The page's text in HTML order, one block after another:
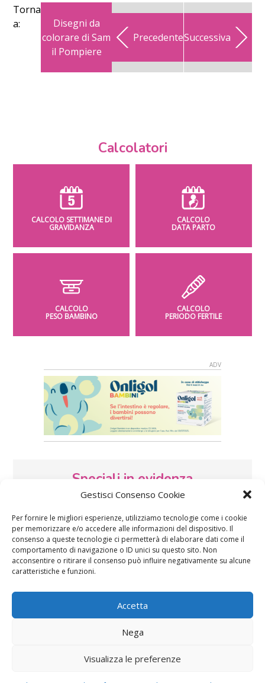
Gestisci Consenso Cookie
Per fornire le migliori esperienze, utilizziamo tecnologie come i cookie
per memorizzare e/o accedere alle informazioni del dispositivo. Il
consenso a queste tecnologie ci permetterà di elaborare dati come il
comportamento di navigazione o ID unici su questo sito. Non
acconsentire o ritirare il consenso può influire negativamente su alcune
caratteristiche e funzioni.
Accetta
Nega
Visualizza le preferenze
Torna
a:
Disegni da
colorare di Sam
il Pompiere
PrecedenteSuccessiva
Calcolatori
CALCOLO SETTIMANE DI
GRAVIDANZA
CALCOLO
DATA PARTO
CALCOLO
PESO BAMBINO
CALCOLO
PERIODO FERTILE
Speciali in evidenza
Vaccini